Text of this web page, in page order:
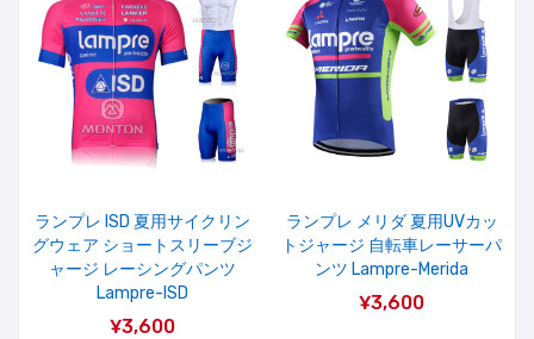
ランプレ ISD 夏用サイクリン
グウェア ショートスリーブジ
ャージ レーシングパンツ
Lampre-ISD
¥3,600
ランプレ メリダ 夏用UVカッ
トジャージ 自転車レーサーパ
ンツ Lampre-Merida
¥3,600